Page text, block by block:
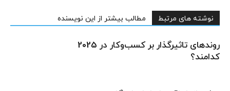
نوشته های مرتبط مطالب بیشتر از این نویسنده
روندهای تاثیرگذار بر کسب‌وکار در 2025
کدامند؟